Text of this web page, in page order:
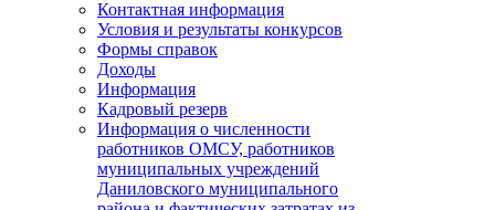
Контактная информация
Условия и результаты конкурсов
Формы справок
Доходы
Информация
Кадровый резерв
Информация о численности
работников ОМСУ, работников
муниципальных учреждений
Даниловского муниципального